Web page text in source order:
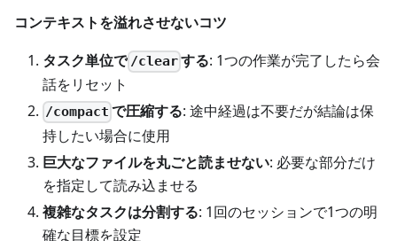
コンテキストを溢れさせないコツ
タスク単位で /clearする: 1つの作業が完了したら会
話をリセット
/compact で圧縮する: 途中経過は不要だが結論は保
持したい場合に使用
巨大なファイルを丸ごと読ませない: 必要な部分だけ
を指定して読み込ませる
複雑なタスクは分割する: 1回のセッションで1つの明
確な目標を設定